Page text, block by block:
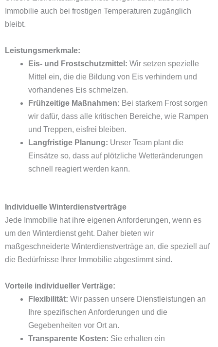
Immobilie auch bei frostigen Temperaturen zugänglich
bleibt.
Leistungsmerkmale:
Eis- und Frostschutzmittel: Wir setzen spezielle
Mittel ein, die die Bildung von Eis verhindern und
vorhandenes Eis schmelzen.
Frühzeitige Maßnahmen: Bei starkem Frost sorgen
wir dafür, dass alle kritischen Bereiche, wie Rampen
und Treppen, eisfrei bleiben.
Langfristige Planung: Unser Team plant die
Einsätze so, dass auf plötzliche Wetteränderungen
schnell reagiert werden kann.
Individuelle Winterdienstverträge
Jede Immobilie hat ihre eigenen Anforderungen, wenn es
um den Winterdienst geht. Daher bieten wir
maßgeschneiderte Winterdienstverträge an, die speziell auf
die Bedürfnisse Ihrer Immobilie abgestimmt sind.
Vorteile individueller Verträge:
Flexibilität: Wir passen unsere Dienstleistungen an
Ihre spezifischen Anforderungen und die
Gegebenheiten vor Ort an.
Transparente Kosten: Sie erhalten ein